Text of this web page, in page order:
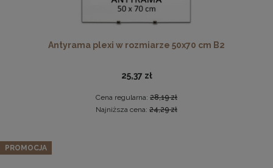
Drewniana, frezowana ramka na zdjęcia, plakaty, obrazy w
28,99 zł
DO KOSZYKA
Antyrama plexi w rozmiarze 50x70 cm B2
25,37 zł
Cena regularna: 28,19 zł
Najniższa cena: 24,29 zł
PROMOCJA